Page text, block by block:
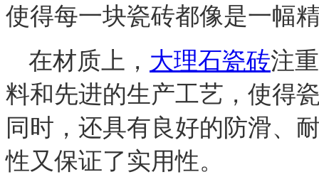
使得每一块瓷砖都像是一幅
在材质上， 大理石瓷砖注
料和先进的生产工艺，使得
同时，还具有良好的防滑、
性又保证了实用性。